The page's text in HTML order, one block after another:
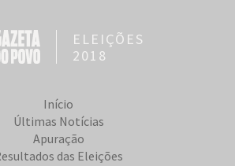
ELEIÇÕES
2018
Início
Últimas Notícias
Apuração
das Eleições